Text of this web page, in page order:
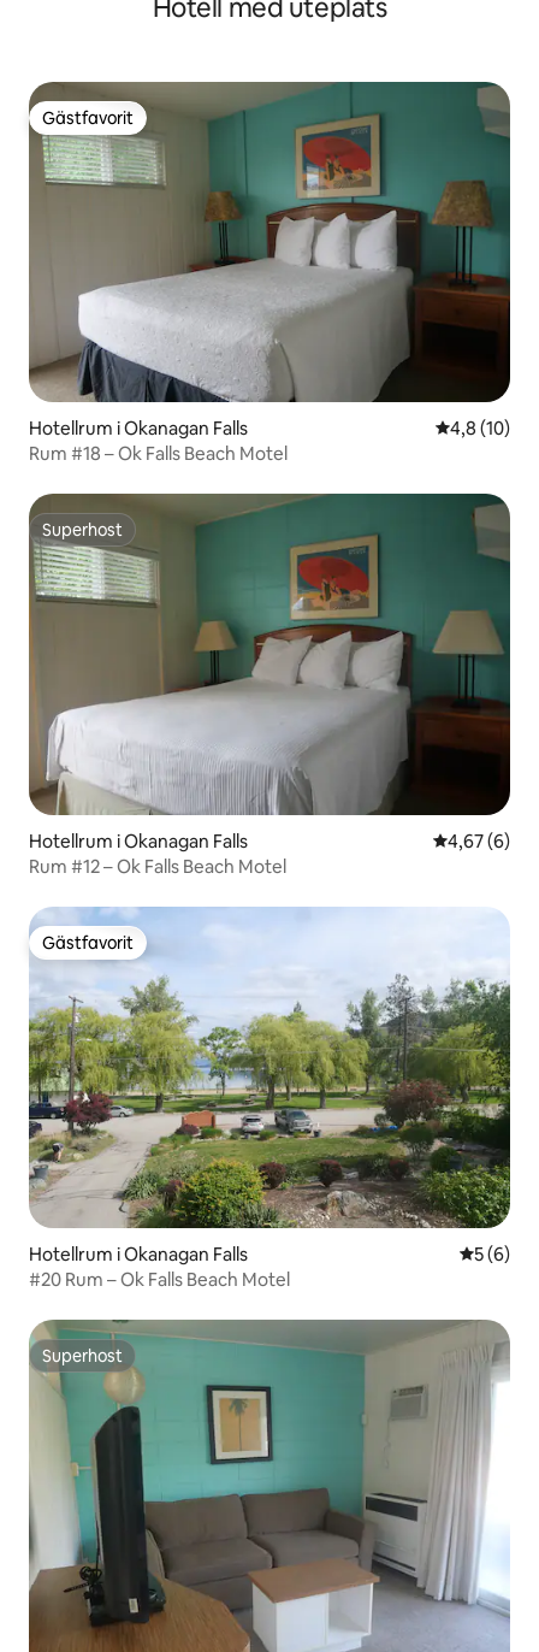
Hotell med uteplats
Gästfavorit
Gästfavorit
Hotellrum i Okanagan Falls 4,8 av 5 i
4,8 (10)
Rum #18 – Ok Falls Beach Motel
Superhost
Superhost
Hotellrum i Okanagan Falls 4,67 av 5 i
4,67 (6)
Rum #12 – Ok Falls Beach Motel
Gästfavorit
Gästfavorit
Hotellrum i Okanagan Falls 5 av 5 i
5 (6)
#20 Rum – Ok Falls Beach Motel
Superhost
Superhost